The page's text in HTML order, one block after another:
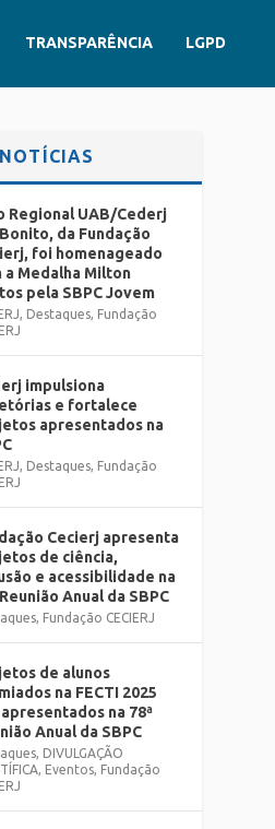
TRANSPARÊNCIA LGPD
Regional UAB/Cederj
da Fundação
foi homenageado
a Medalha Milton
pela SBPC Jovem
, Destaques, Fundação
impulsiona
e fortalece
apresentados na
, Destaques, Fundação
Cecierj apresenta
de ciência,
e acessibilidade na
Anual da SBPC
, Fundação CECIERJ
de alunos
na FECTI 2025
na 78ª
Anual da SBPC
, DIVULGAÇÃO
, Eventos, Fundação